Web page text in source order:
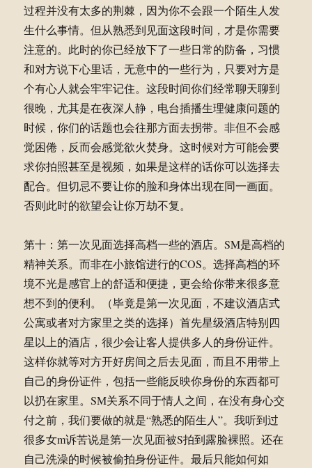
过程并没有太多的荆棘，因为你不会跟一个陌生人发
生什么事情。但从熟悉到见面这段时间，才是你需要
注意的。此时的你已经放下了一些日常的防备，习惯
和对方说下心里话，无意中的一些行为，只要对方是
个有心人就会牢牢记住。这段时间你们经常聊天聊到
很晚，尤其是在夜深人静，电台插播生理健康问题的
时候，你们的话题也会往那方面去拐带。非但不会感
觉困倦，反而会感觉欲火焚身。这时候对方可能会要
求你拍照甚至是视频，如果是这样的话你可以选择去
配合。但切忌不要让你的脸和身体出现在同一画面。
否则此时的欲望会让你万劫不复。
第十：第一次见面选择高档一些的酒店。SM是高档的
精神关系。而非在小旅馆进行的COS。选择高档的环
境不光是感官上的舒适和便捷，更会给你带来很多意
想不到的便利。（毕竟是第一次见面，不建议酒店式
公寓或者对方家里之类的选择）首先星级酒店特别四
星以上的酒店，很少会让客人提供多人的身份证件。
这样你就等对方开好房间之后去见面，而且不用带上
自己的身份证件，包括一些能反映你身份的东西都可
以扔在家里。SM关系不同于情人之间，在没有身心交
付之前，我们要做的就是“熟悉的陌生人”。我听到过
很多女m诉苦说是第一次见面被S拍到露脸裸照。还在
自己洗澡的时候被偷拍身份证件。最后只能如何如